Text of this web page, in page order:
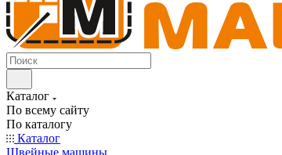
Каталог
По всему сайту
По каталогу
Каталог
Швейные машины